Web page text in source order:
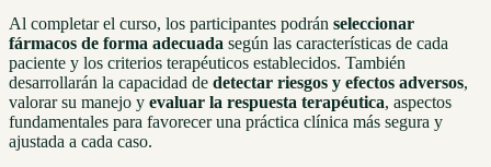
Al completar el curso, los participantes podrán seleccionar
fármacos de forma adecuada según las características de cada
paciente y los criterios terapéuticos establecidos. También
desarrollarán la capacidad de detectar riesgos y efectos adversos,
valorar su manejo y evaluar la respuesta terapéutica, aspectos
fundamentales para favorecer una práctica clínica más segura y
ajustada a cada caso.